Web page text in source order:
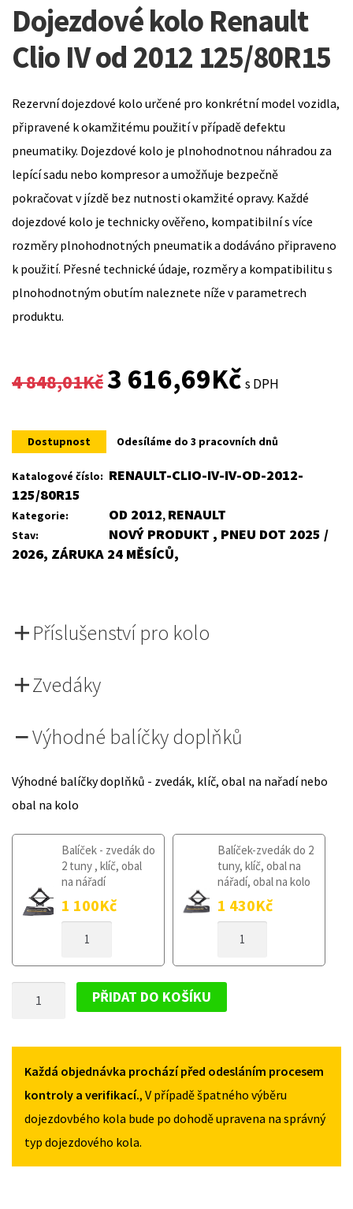
Dojezdové kolo Renault
Clio IV od 2012 125/80R15
Rezervní dojezdové kolo určené pro konkrétní model vozidla,
připravené k okamžitému použití v případě defektu
pneumatiky. Dojezdové kolo je plnohodnotnou náhradou za
lepící sadu nebo kompresor a umožňuje bezpečně
pokračovat v jízdě bez nutnosti okamžité opravy. Každé
dojezdové kolo je technicky ověřeno, kompatibilní s více
rozměry plnohodnotných pneumatik a dodáváno připraveno
k použití. Přesné technické údaje, rozměry a kompatibilitu s
plnohodnotným obutím naleznete níže v parametrech
produktu.
4 848,01Kč
Original
was:
4
3 616,69KčCurrent
is:
3
s DPH
Dostupnost Odesíláme do 3 pracovních dnů
Katalogové číslo: RENAULT-CLIO-IV-IV-OD-2012-
125/80R15
Kategorie: OD 2012, RENAULT
Stav:
NOVÝ PRODUKT , PNEU DOT 2025 /
2026, ZÁRUKA 24 MĚSÍCŮ,
Příslušenství pro kolo
Zvedáky
Výhodné balíčky doplňků
Výhodné balíčky doplňků - zvedák, klíč, obal na nařadí nebo
obal na kolo
Balíček - zvedák do
2 tuny , klíč, obal
na nářadí
1 100Kč
KOLO
OD
Balíček-zvedák do 2
tuny, klíč, obal na
nářadí, obal na kolo
1 430Kč
KOLO
OD
CLIO
OD
125/80R15
MNOŽSTVÍ
PŘIDAT DO KOŠÍKU
Každá objednávka prochází před odesláním procesem
kontroly a verifikací., V případě špatného výběru
dojezdovbého kola bude po dohodě upravena na správný
typ dojezdového kola.